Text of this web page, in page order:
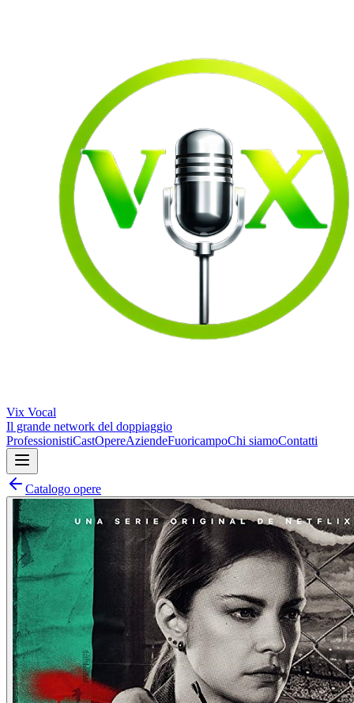
Vix Vocal
Il grande network del doppiaggio
ProfessionistiCastOpereAziendeFuoricampoChi siamoContatti
Catalogo opere